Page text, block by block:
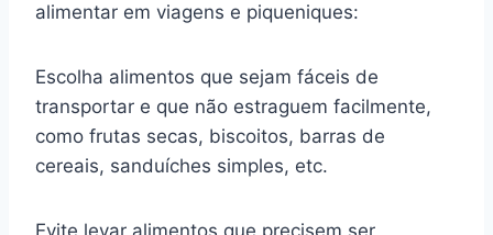
alimentar em viagens e piqueniques:
Escolha alimentos que sejam fáceis de
transportar e que não estraguem facilmente,
como frutas secas, biscoitos, barras de
cereais, sanduíches simples, etc.